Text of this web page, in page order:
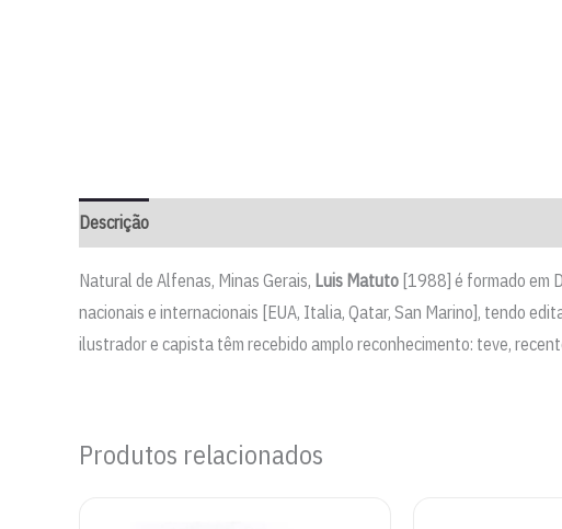
Descrição
Natural de Alfenas, Minas Gerais, Luis Matuto [1988] é formado em
nacionais e internacionais [EUA, Italia, Qatar, San Marino], tendo
ilustrador e capista têm recebido amplo reconhecimento: teve,
Produtos relacionados